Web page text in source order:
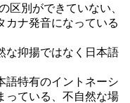
区別ができていない、
カナ発音になっている
な抑揚ではなく日本語
語特有のイントネーシ
っている、不自然な場